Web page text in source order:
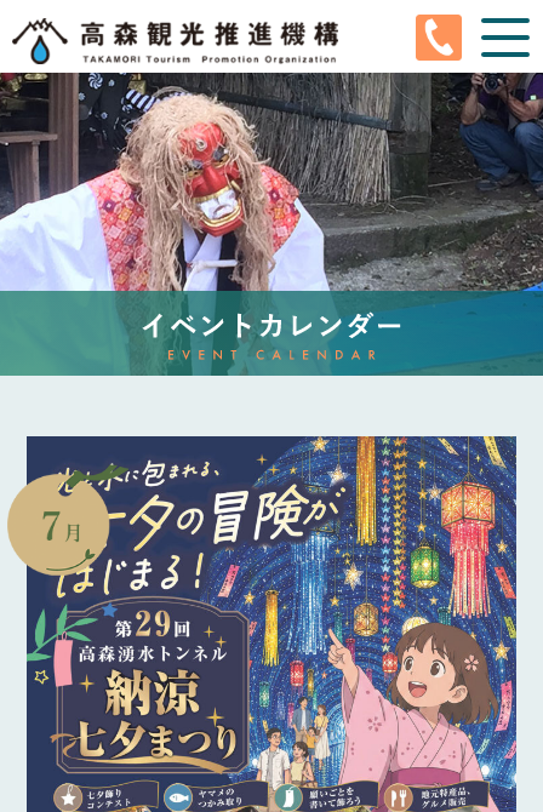
En Ja Ko Tw Cn
高森町とは
高森観光推進機構とは
観光情報
イベントカレンダー
ぐるちゃり
サイクルガレージ
アクティビティ
新着情報
お問い合わせ
ご利用ガイド